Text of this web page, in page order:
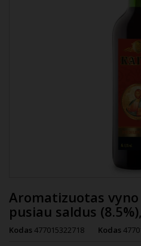
Aromatizuotas vyno
pusiau saldus
Kodas 477015322718 Kodas